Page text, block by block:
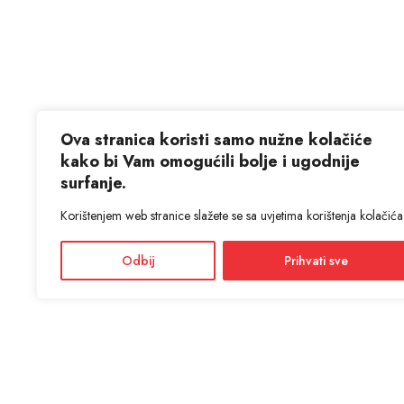
Ova stranica koristi samo nužne kolačiće
kako bi Vam omogućili bolje i ugodnije
surfanje.
Korištenjem web stranice slažete se sa uvjetima korištenja kolačića
Odbij Prihvati sve